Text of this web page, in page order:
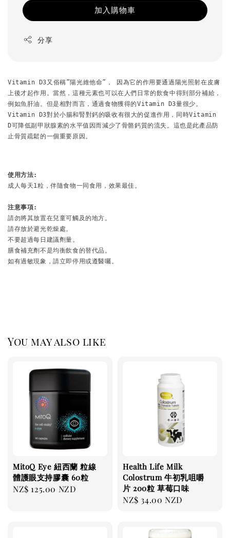
加入購物車
分享
Vitamin D3又俗稱”陽光維他命”， 因為它的作用要通過陽光照射在皮膚
上後才起作用。當然，這種元素也可以在人們日常的飲食中得到部分補給，
例如魚肝油。但是相對而言，通過食物獲得的Vitamin D3量很少。
Vitamin D3對於小腸和腎對鈣的吸收有很大的促進作用，同時Vitamin
D可降低副甲狀腺素的水平值因而減少了骨骼鈣質的流失。這也是此產品防
止骨質疏鬆的一個重要原因。
使用方法:
成人每天1粒，伴隨食物一同食用，效果最佳。
注意事項:
請勿將其放置在兒童可觸及的地方。
請存放於避光乾燥處。
不要超過每日建議劑量。
膳食補充劑不是均衡飲食的替代品。
如有過敏現象，請立即停用或遵醫囑。
You may also like
MitoQ Eye 紐西蘭 粒線
體護眼支持膠囊 60粒
Regular
NZ$ 125.00 NZD
Health Life Milk
Colostrum 牛初乳咀嚼
片 200粒 草莓口味
Regular
NZ$ 34.00 NZD